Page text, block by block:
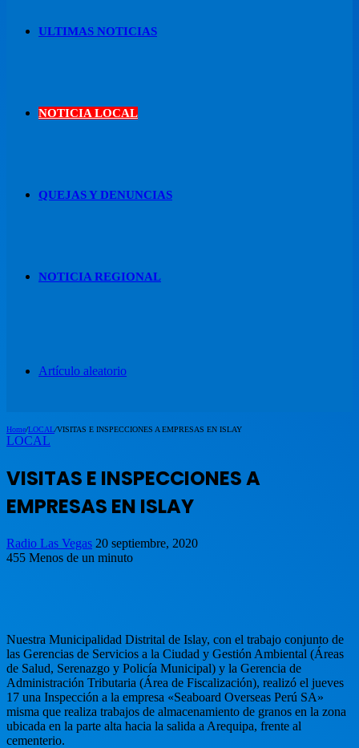
ULTIMAS NOTICIAS
NOTICIA LOCAL
QUEJAS Y DENUNCIAS
NOTICIA REGIONAL
Artículo aleatorio
Home/LOCAL/VISITAS E INSPECCIONES A EMPRESAS EN ISLAY
LOCAL
VISITAS E INSPECCIONES A
EMPRESAS EN ISLAY
Radio Las Vegas 20 septiembre, 2020
455 Menos de un minuto
Nuestra Municipalidad Distrital de Islay, con el trabajo conjunto de
las Gerencias de Servicios a la Ciudad y Gestión Ambiental (Áreas
de Salud, Serenazgo y Policía Municipal) y la Gerencia de
Administración Tributaria (Área de Fiscalización), realizó el jueves
17 una Inspección a la empresa «Seaboard Overseas Perú SA»
misma que realiza trabajos de almacenamiento de granos en la zona
ubicada en la parte alta hacia la salida a Arequipa, frente al
cementerio.